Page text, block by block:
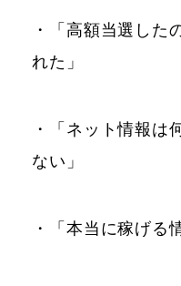
・「高額当選した
れた」
・「ネット情報は
ない」
・「本当に稼げる